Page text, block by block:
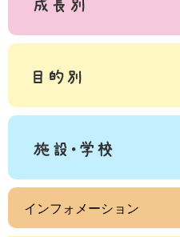
インフォメーション